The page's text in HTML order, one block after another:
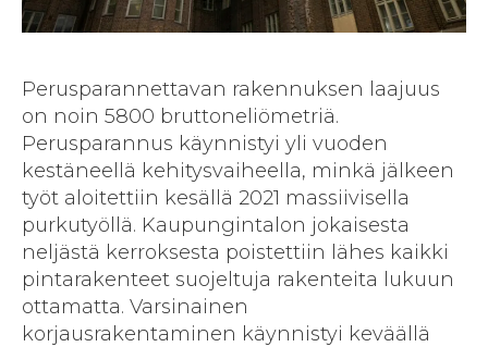
Perusparannettavan rakennuksen laajuus
on noin 5800 bruttoneliömetriä.
Perusparannus käynnistyi yli vuoden
kestäneellä kehitysvaiheella, minkä jälkeen
työt aloitettiin kesällä 2021 massiivisella
purkutyöllä. Kaupungintalon jokaisesta
neljästä kerroksesta poistettiin lähes kaikki
pintarakenteet suojeltuja rakenteita lukuun
ottamatta. Varsinainen
korjausrakentaminen käynnistyi keväällä